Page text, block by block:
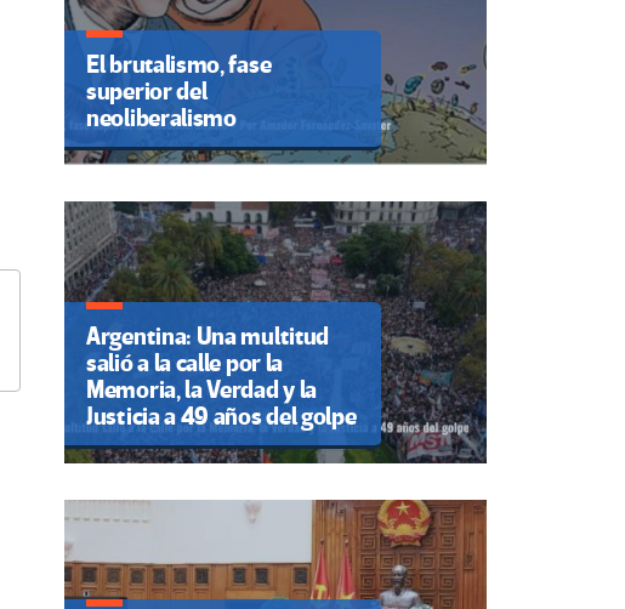
El brutalismo, fase
superior del
neoliberalismo
Argentina: Una multitud
salió a la calle por la
Memoria, la Verdad y la
Justicia a 49 años del golpe